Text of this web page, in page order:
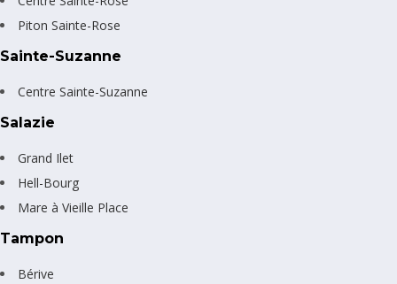
Piton Sainte-Rose
Sainte-Suzanne
Centre Sainte-Suzanne
Salazie
Grand Ilet
Hell-Bourg
Mare à Vieille Place
Tampon
Bérive